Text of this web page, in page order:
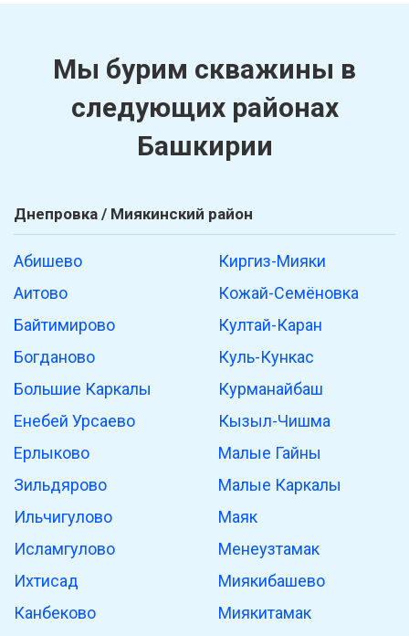
Мы бурим скважины в
следующих районах
Башкирии
Днепровка / Миякинский район
Абишево
Аитово
Байтимирово
Богданово
Большие Каркалы
Енебей Урсаево
Ерлыково
Зильдярово
Ильчигулово
Исламгулово
Ихтисад
Канбеково
Киргиз-Мияки
Кожай-Семёновка
Култай-Каран
Куль-Кункас
Курманайбаш
Кызыл-Чишма
Малые Гайны
Малые Каркалы
Маяк
Менеузтамак
Миякибашево
Миякитамак